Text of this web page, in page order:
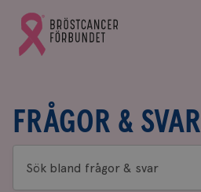
Gå
till
Bröstcancerförbundets
FRÅGOR & SVAR
Sök
bland